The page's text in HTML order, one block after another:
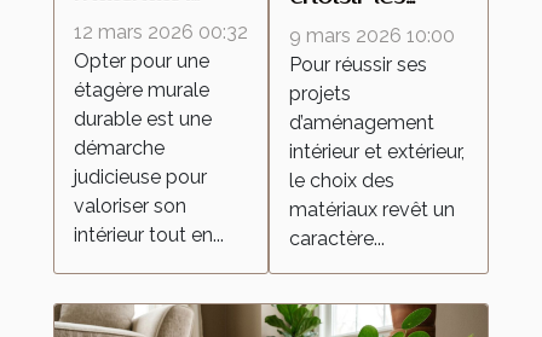
choisir pour
une étagère
murale durable
?
12 mars 2026 00:32
Opter pour une
étagère murale
durable est une
démarche
judicieuse pour
valoriser son
intérieur tout en...
meilleurs
matériaux pour
vos
aménagements
intérieurs et
extérieurs ?
9 mars 2026 10:00
Pour réussir ses
projets
d’aménagement
intérieur et extérieur,
le choix des
matériaux revêt un
caractère...